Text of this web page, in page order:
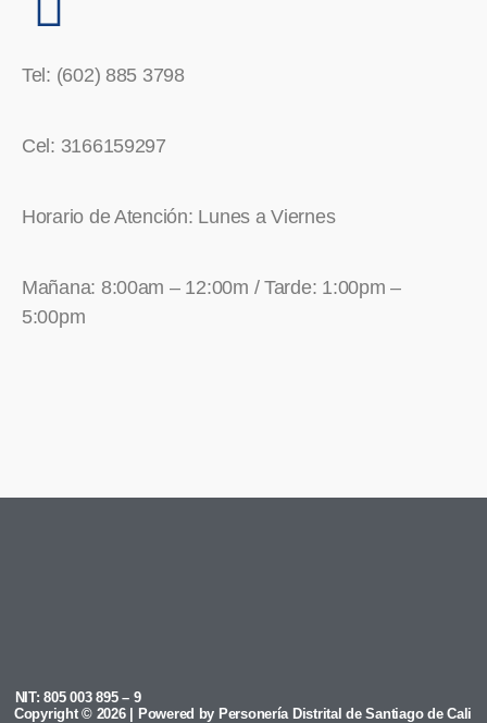
Tel: (602) 885 3798
Cel: 3166159297
Horario de Atención: Lunes a Viernes
Mañana: 8:00am – 12:00m / Tarde: 1:00pm –
5:00pm
NIT: 805 003 895 – 9
Copyright © 2026 | Powered by Personería Distrital de Santiago de Cali